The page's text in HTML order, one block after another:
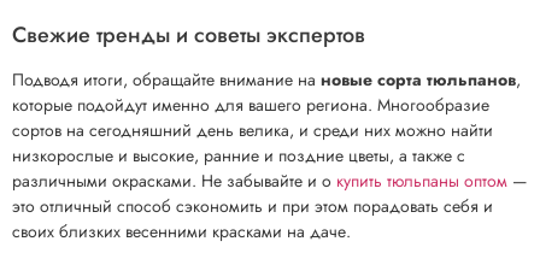
Свежие тренды и советы экспертов
Подводя итоги, обращайте внимание на новые сорта тюльпанов,
которые подойдут именно для вашего региона. Многообразие
сортов на сегодняшний день велика, и среди них можно найти
низкорослые и высокие, ранние и поздние цветы, а также с
различными окрасками. Не забывайте и о купить тюльпаны оптом —
это отличный способ сэкономить и при этом порадовать себя и
своих близких весенними красками на даче.